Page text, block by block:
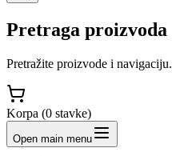
Pretraga proizvoda
Pretražite proizvode i navigaciju.
Korpa (0 stavke)
Open main menu